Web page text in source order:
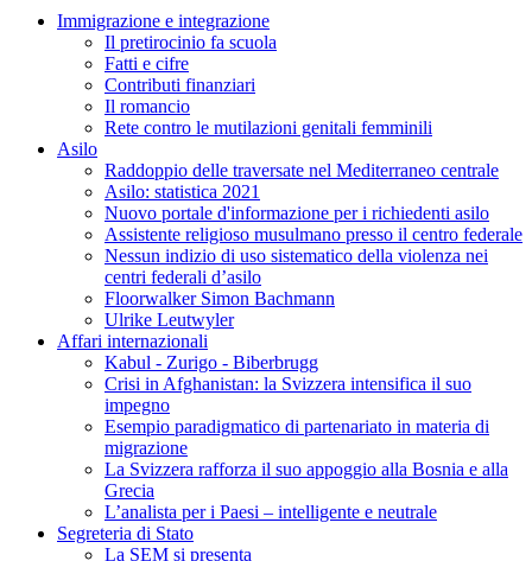
Immigrazione e integrazione
Il pretirocinio fa scuola
Fatti e cifre
Contributi finanziari
Il romancio
Rete contro le mutilazioni genitali femminili
Asilo
Raddoppio delle traversate nel Mediterraneo centrale
Asilo: statistica 2021
Nuovo portale d'informazione per i richiedenti asilo
Assistente religioso musulmano presso il centro federale
Nessun indizio di uso sistematico della violenza nei
centri federali d’asilo
Floorwalker Simon Bachmann
Ulrike Leutwyler
Affari internazionali
Kabul - Zurigo - Biberbrugg
Crisi in Afghanistan: la Svizzera intensifica il suo
impegno
Esempio paradigmatico di partenariato in materia di
migrazione
La Svizzera rafforza il suo appoggio alla Bosnia e alla
Grecia
L’analista per i Paesi – intelligente e neutrale
Segreteria di Stato
La SEM si presenta